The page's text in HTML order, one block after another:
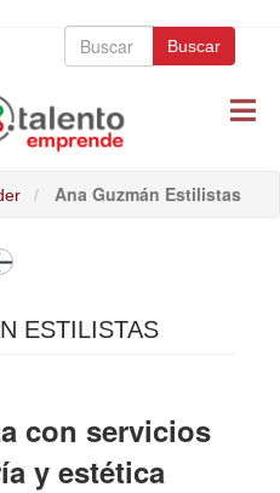
Buscar BuscarBuscar
Ana Guzmán Estilistas
ESTILISTAS
con servicios
y estética